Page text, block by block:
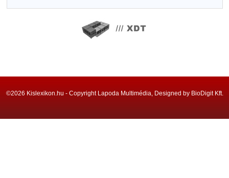
©2026 Kislexikon.hu - Copyright Lapoda Multimédia, Designed by BioDigit Kft.